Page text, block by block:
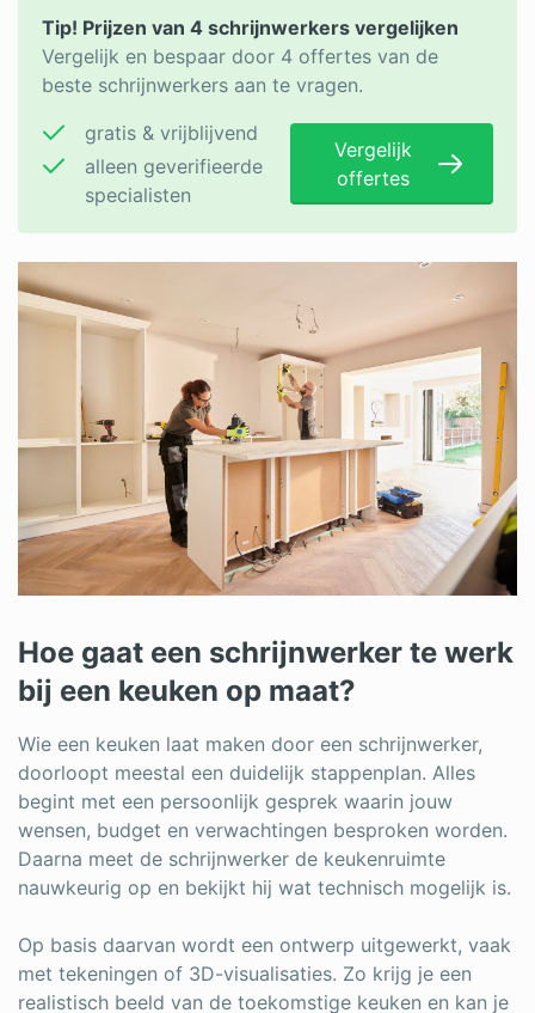
Tip! Prijzen van 4 schrijnwerkers vergelijken
Vergelijk en bespaar door 4 offertes van de
beste schrijnwerkers aan te vragen.
gratis & vrijblijvend
alleen geverifieerde
specialisten
Vergelijk
offertes
Hoe gaat een schrijnwerker te werk
bij een keuken op maat?
Wie een keuken laat maken door een schrijnwerker,
doorloopt meestal een duidelijk stappenplan. Alles
begint met een persoonlijk gesprek waarin jouw
wensen, budget en verwachtingen besproken worden.
Daarna meet de schrijnwerker de keukenruimte
nauwkeurig op en bekijkt hij wat technisch mogelijk is.
Op basis daarvan wordt een ontwerp uitgewerkt, vaak
met tekeningen of 3D-visualisaties. Zo krijg je een
realistisch beeld van de toekomstige keuken en kan je